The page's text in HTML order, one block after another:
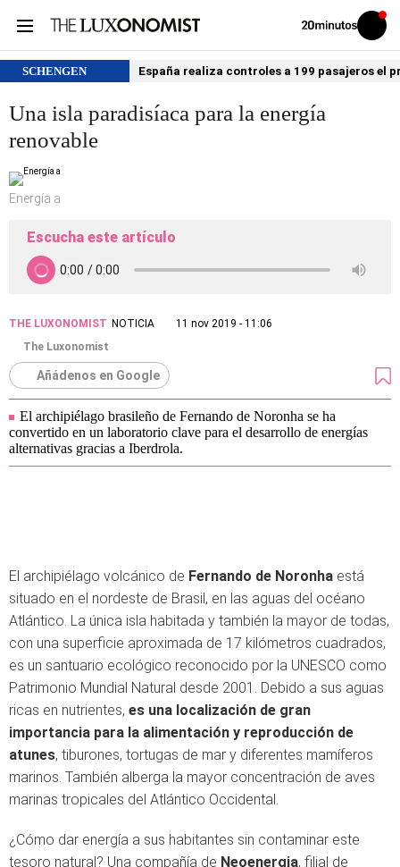
Volver
Iniciar
sesión
SCHENGEN España realiza controles a 199 pasajeros el
Una isla paradisíaca para la energía
renovable
Energía a
Escucha este artículo
THE LUXONOMIST NOTICIA
11 nov 2019 - 11:06
The Luxonomist
Añádenos en Google
El archipiélago brasileño de Fernando de Noronha se ha
convertido en un laboratorio clave para el desarrollo de energías
alternativas gracias a Iberdrola.
El archipiélago volcánico de Fernando de Noronha está
situado en el nordeste de Brasil, en las aguas del océano
Atlántico. La única isla habitada y también la mayor de todas,
con una superficie aproximada de 17 kilómetros cuadrados,
es un santuario ecológico reconocido por la UNESCO como
Patrimonio Mundial Natural desde 2001. Debido a sus aguas
ricas en nutrientes, es una localización de gran
importancia para la alimentación y reproducción de
atunes, tiburones, tortugas de mar y diferentes mamíferos
marinos. También alberga la mayor concentración de aves
marinas tropicales del Atlántico Occidental.
¿Cómo dar energía a sus habitantes sin contaminar este
tesoro natural? Una compañía de Neoenergia, filial de